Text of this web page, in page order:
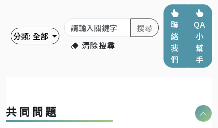
分類: 全部
關鍵字
搜尋
清除搜尋
聯
絡
我
們
QA
小
幫
手
共同問題